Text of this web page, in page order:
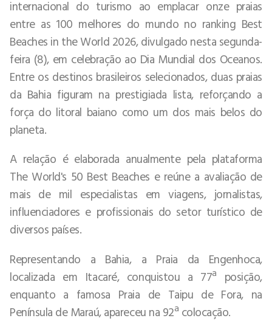
internacional do turismo ao emplacar onze praias
entre as 100 melhores do mundo no ranking Best
Beaches in the World 2026, divulgado nesta segunda-
feira (8), em celebração ao Dia Mundial dos Oceanos.
Entre os destinos brasileiros selecionados, duas praias
da Bahia figuram na prestigiada lista, reforçando a
força do litoral baiano como um dos mais belos do
planeta.
A relação é elaborada anualmente pela plataforma
The World's 50 Best Beaches e reúne a avaliação de
mais de mil especialistas em viagens, jornalistas,
influenciadores e profissionais do setor turístico de
diversos países.
Representando a Bahia, a Praia da Engenhoca,
localizada em Itacaré, conquistou a 77ª posição,
enquanto a famosa Praia de Taipu de Fora, na
Península de Maraú, apareceu na 92ª colocação.